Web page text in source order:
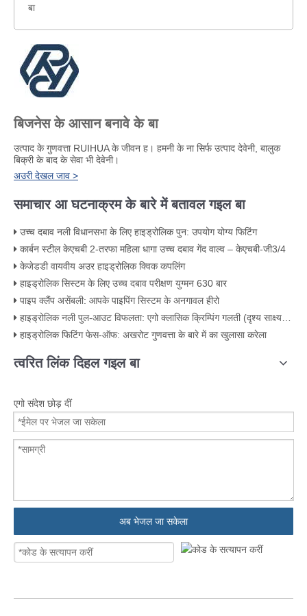
बा
बिजनेस के आसान बनावे के बा
उत्पाद के गुणवत्ता RUIHUA के जीवन ह। हमनी के ना सिर्फ उत्पाद देवेनी, बालुक
बिक्री के बाद के सेवा भी देवेनी।
अउरी देखल जाव >
समाचार आ घटनाक्रम के बारे में बतावल गइल बा
उच्च दबाव नली विधानसभा के लिए हाइड्रोलिक पुन: उपयोग योग्य फिटिंग
कार्बन स्टील केएचबी 2-तरफा महिला धागा उच्च दबाव गेंद वाल्व – केएचबी-जी3/4
केजेडडी वायवीय अउर हाइड्रोलिक क्विक कपलिंग
हाइड्रोलिक सिस्टम के लिए उच्च दबाव परीक्षण युग्मन 630 बार
पाइप क्लैंप असेंबली: आपके पाइपिंग सिस्टम के अनगावल हीरो
हाइड्रोलिक नली पुल-आउट विफलता: एगो क्लासिक क्रिम्पिंग गलती (दृश्य साक्ष्य के साथ)
हाइड्रोलिक फिटिंग फेस-ऑफ: अखरोट गुणवत्ता के बारे में का खुलासा करेला
त्वरित लिंक दिहल गइल बा
एगो संदेश छोड़ दीं
अब भेजल जा सकेला